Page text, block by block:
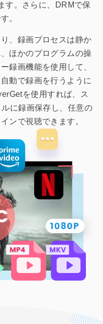
す。さらに、DRMで保
。
、録画プロセスは静か
ほかのプログラムの操
録画機能を使用して、
動で録画を行うように
を使用すれば、ス
に録画保存し、任意の
ンで視聴できます。